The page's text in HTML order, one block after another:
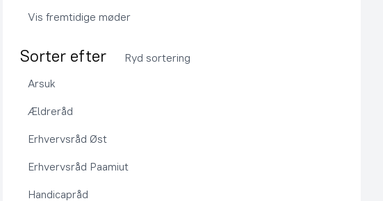
Vis fremtidige møder
Sorter efter
Ryd sortering
Arsuk
Ældreråd
Erhvervsråd Øst
Erhvervsråd Paamiut
Handicapråd